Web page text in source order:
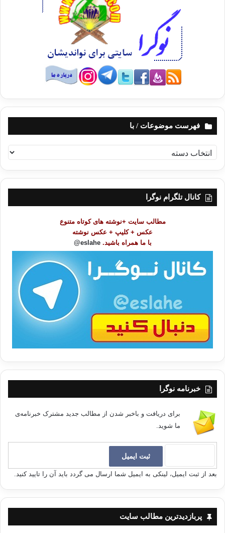
فهرست موضوعات / با
ه
ر
کانال تلگرام نوگرا
مطالب سایت +نوشته های کوتاه متنوع
عکس + کلیپ + عکس نوشته
با ما همراه باشید. eslahe@
خبرنامه نوگرا
برای دریافت و باخبر شدن از مطالب جدید مشترک خبرنامه‌ی
ما شوید.
بعد از ثبت ایمیل، لینکی به ایمیل شما ارسال می گردد باید آن را تایید کنید.
پربازدیدترین مطالب سایت